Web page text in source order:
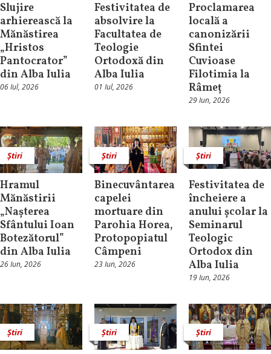
Slujire
arhierească la
Mănăstirea
„Hristos
Pantocrator”
din Alba Iulia
06 Iul, 2026
Festivitatea de
absolvire la
Facultatea de
Teologie
Ortodoxă din
Alba Iulia
01 Iul, 2026
Proclamarea
locală a
canonizării
Sfintei
Cuvioase
Filotimia la
Râmeț
29 Iun, 2026
Știri
Hramul
Mănăstirii
„Nașterea
Sfântului Ioan
Botezătorul”
din Alba Iulia
26 Iun, 2026
Știri
Binecuvântarea
capelei
mortuare din
Parohia Horea,
Protopopiatul
Câmpeni
23 Iun, 2026
Știri
Festivitatea de
încheiere a
anului școlar la
Seminarul
Teologic
Ortodox din
Alba Iulia
19 Iun, 2026
Știri Știri Știri